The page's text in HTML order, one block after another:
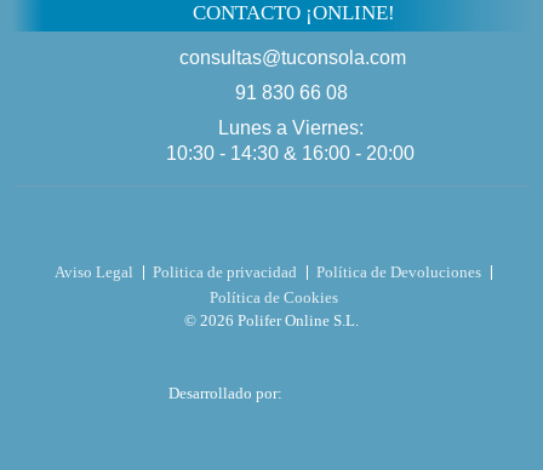
CONTACTO ¡ONLINE!
consultas@tuconsola.com
91 830 66 08
Lunes a Viernes:
10:30 - 14:30 & 16:00 - 20:00
Aviso Legal Politica de privacidad
Política de Devoluciones
Política de Cookies
© 2026 Polifer Online S.L.
Desarrollado por: